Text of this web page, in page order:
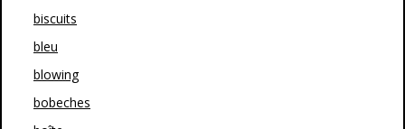
biscuits
bleu
blowing
bobeches